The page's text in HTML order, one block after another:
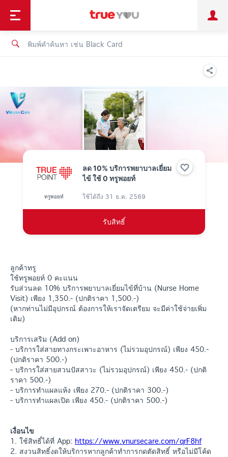
ลูกค้าบุคคล ลูกค้าองค์กร
ช้อป
เทรนด์เทคโนโลยี
ลด 10% บริการพยาบาลเยี่ยม
ไข้ ใช้ 0 ทรูพอยท์
ทรูพอยท์ ใช้ได้ถึง 31 ธ.ค. 2569
รับสิทธิ์
ลูกค้าทรู
ใช้ทรูพอยท์ 0 คะแนน
รับส่วนลด 10% บริการพยาบาลเยี่ยมไข้ที่บ้าน (Nurse Home
Visit) เพียง 1,350.- (ปกติราคา 1,500.-)
(หากท่านไม่มีอุปกรณ์ ต้องการให้เราจัดเตรียม จะมีค่าใช้จ่ายเพิ่ม
เติม)
บริการเสริม (Add on)
- บริการใส่สายทางกระเพาะอาหาร (ไม่รวมอุปกรณ์) เพียง 450.-
(ปกติราคา 500.-)
- บริการใส่สายสวนปัสสาวะ (ไม่รวมอุปกรณ์) เพียง 450.- (ปกติ
ราคา 500.-)
- บริการทำแผลแห้ง เพียง 270.- (ปกติราคา 300.-)
- บริการทำแผลเปิด เพียง 450.- (ปกติราคา 500.-)
เงื่อนไข
1. ใช้สิทธิ์ได้ที่ App: https://www.vnursecare.com/qrF8hf
2. สงวนสิทธิ์งดให้บริการหากลูกค้าทำการกดตัดสิทธิ์ หรือไม่มีโค้ด